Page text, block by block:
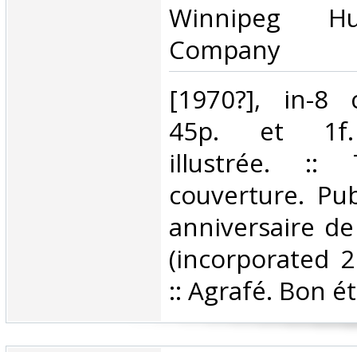
‎Winnipeg
Company ‎
‎[1970?], in-8
45p. et 1f.
illustrée. ::
couverture.
anniversaire
(incorporated
:: Agrafé. Bon